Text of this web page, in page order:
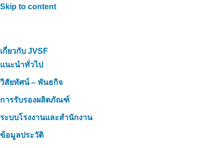
Skip to content
เกี่ยวกับ JVSF
แนะนำทั่วไป
วิสัยทัศน์ – พันธกิจ
การรับรองผลิตภัณฑ์
ระบบโรงงานและสำนักงาน
ข้อมูลประวัติ